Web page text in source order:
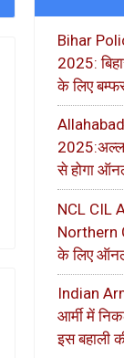
Bihar
2025:
के लिए
से होगा
NCL CIL
Northern
के लिए
Indian
आर्मी में
इस बहाली